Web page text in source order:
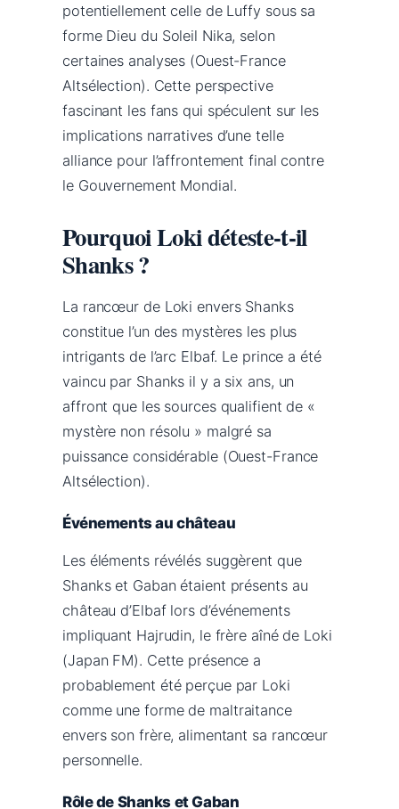
potentiellement celle de Luffy sous sa
forme Dieu du Soleil Nika, selon
certaines analyses (Ouest-France
Altsélection). Cette perspective
fascinant les fans qui spéculent sur les
implications narratives d’une telle
alliance pour l’affrontement final contre
le Gouvernement Mondial.
Pourquoi Loki déteste-t-il
Shanks ?
La rancœur de Loki envers Shanks
constitue l’un des mystères les plus
intrigants de l’arc Elbaf. Le prince a été
vaincu par Shanks il y a six ans, un
affront que les sources qualifient de «
mystère non résolu » malgré sa
puissance considérable (Ouest-France
Altsélection).
Événements au château
Les éléments révélés suggèrent que
Shanks et Gaban étaient présents au
château d’Elbaf lors d’événements
impliquant Hajrudin, le frère aîné de Loki
(Japan FM). Cette présence a
probablement été perçue par Loki
comme une forme de maltraitance
envers son frère, alimentant sa rancœur
personnelle.
Rôle de Shanks et Gaban